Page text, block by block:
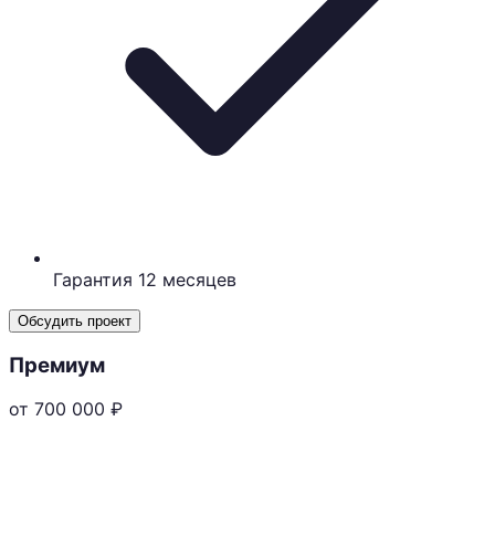
Гарантия 12 месяцев
Обсудить проект
Премиум
от 700 000 ₽